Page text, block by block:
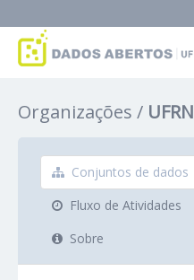
Grupos
Sobre
Organizações UFRN
Conjuntos de dados
Fluxo de Atividades
Sobre